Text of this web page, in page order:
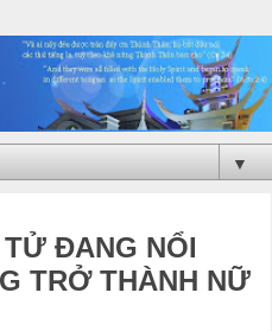
▼
ĐANG NỔI
TRỞ THÀNH NỮ